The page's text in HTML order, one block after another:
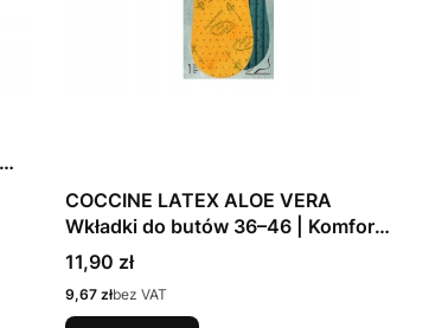
COCCINE LATEX ALOE VERA
Wkładki do butów 36–46 | Komfort,
świeżość, higiena
Cena
11,90 zł
Cena
9,67 złbez VAT